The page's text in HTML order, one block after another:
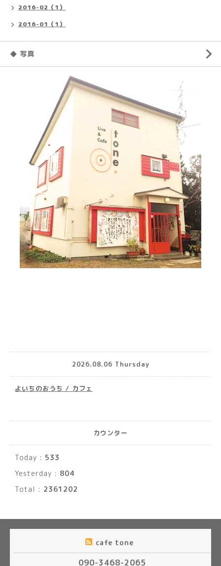
2016-02（1）
2016-01（1）
◆ 写真
2026.08.06 Thursday
よいちのおうち / カフェ
カウンター
Today : 533
Yesterday : 804
Total : 2361202
cafe tone
090-3468-2065